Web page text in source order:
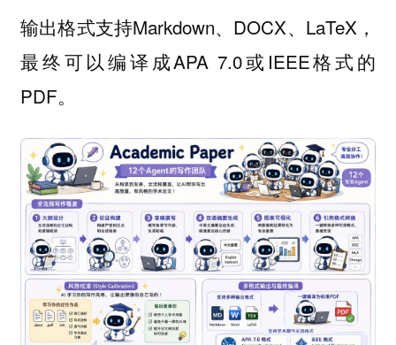
输出格式支持Markdown、DOCX、LaTeX，
最终可以编译成APA 7.0或IEEE格式的
PDF。